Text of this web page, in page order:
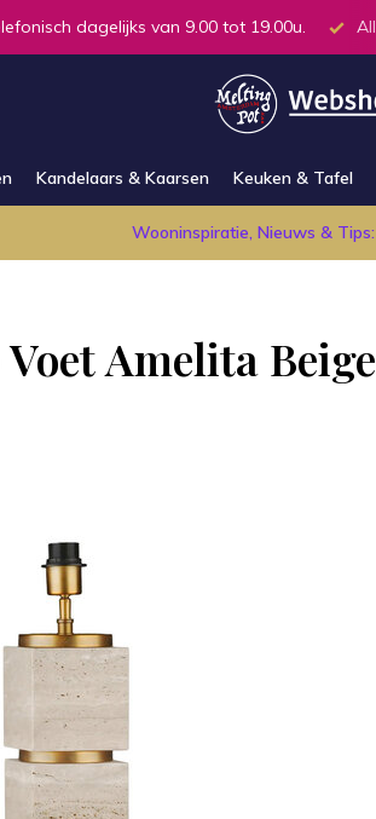
dagelijks van 9.00 tot 19.00u.
Kandelaars & Kaarsen Keuken & Tafel
Wooninspiratie, Nieuws & Tips:
Amelita Beige